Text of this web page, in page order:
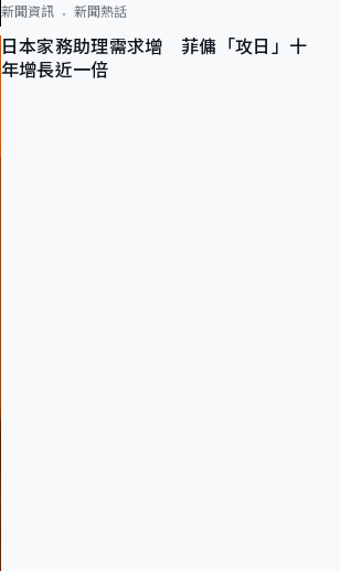
新聞資訊 新聞熱話
日本家務助理需求增 菲傭「攻日」十
年增長近一倍